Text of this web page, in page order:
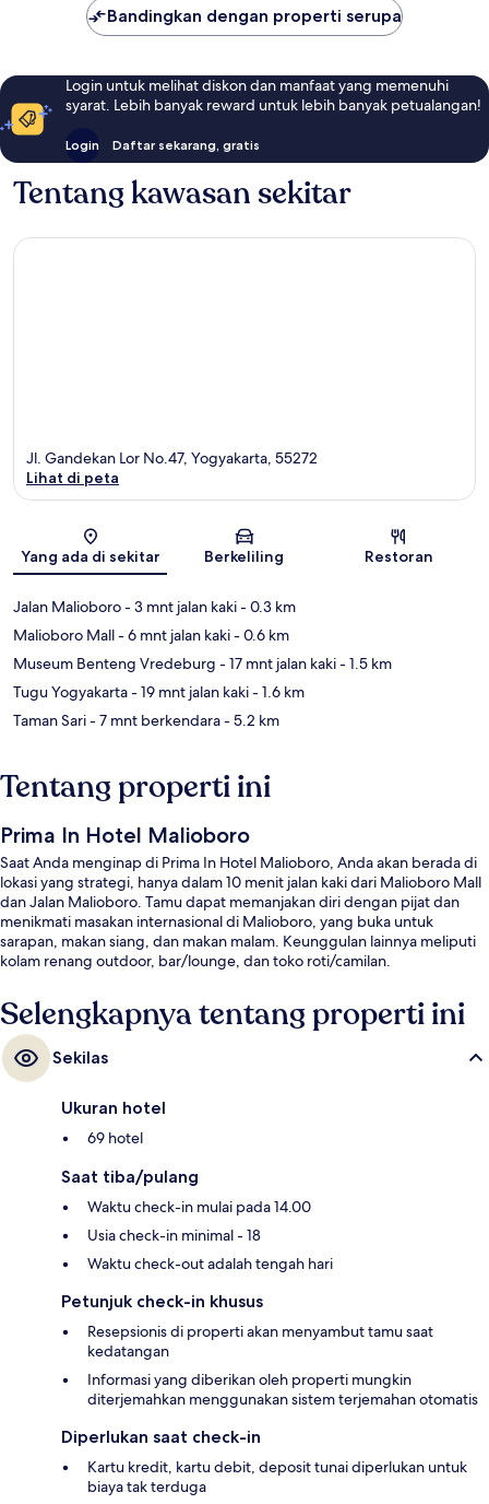
Bandingkan dengan properti serupa
Login untuk melihat diskon dan manfaat yang memenuhi
syarat. Lebih banyak reward untuk lebih banyak petualangan!
Login Daftar sekarang, gratis
Tentang kawasan sekitar
Peta
Jl. Gandekan Lor No.47, Yogyakarta, 55272
Lihat di peta
Yang ada di sekitar Berkeliling Restoran
Jalan Malioboro- 3 mnt jalan kaki- 0.3 km
Malioboro Mall- 6 mnt jalan kaki- 0.6 km
Museum Benteng Vredeburg - 17 mnt jalan kaki- 1.5 km
Tugu Yogyakarta- 19 mnt jalan kaki- 1.6 km
Taman Sari- 7 mnt berkendara- 5.2 km
Tentang properti ini
Prima In Hotel Malioboro
Saat Anda menginap di Prima In Hotel Malioboro, Anda akan berada di
lokasi yang strategi, hanya dalam 10 menit jalan kaki dari Malioboro Mall
dan Jalan Malioboro. Tamu dapat memanjakan diri dengan pijat dan
menikmati masakan internasional di Malioboro, yang buka untuk
sarapan, makan siang, dan makan malam. Keunggulan lainnya meliputi
kolam renang outdoor, bar/lounge, dan toko roti/camilan.
Selengkapnya tentang properti ini
Sekilas
Ukuran hotel
69 hotel
Saat tiba/pulang
Waktu check-in mulai pada 14.00
Usia check-in minimal - 18
Waktu check-out adalah tengah hari
Petunjuk check-in khusus
Resepsionis di properti akan menyambut tamu saat
kedatangan
Informasi yang diberikan oleh properti mungkin
diterjemahkan menggunakan sistem terjemahan otomatis
Diperlukan saat check-in
Kartu kredit, kartu debit, deposit tunai diperlukan untuk
biaya tak terduga